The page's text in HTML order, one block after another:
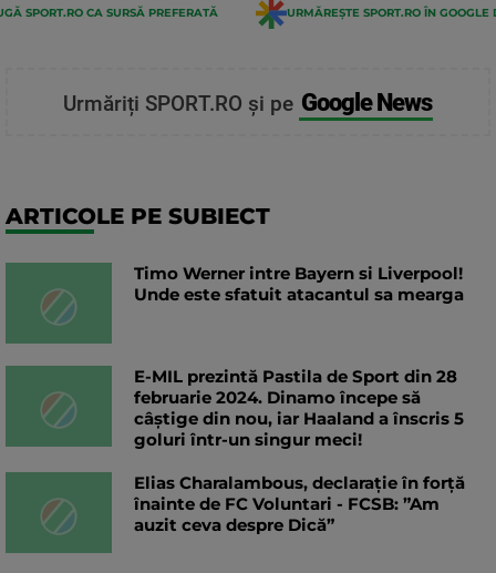
SPORT.RO CA SURSĂ PREFERATĂ URMĂREȘTE SPORT.RO ÎN GOOGLE
Urmăriți SPORT.RO și pe Google News
ARTICOLE PE SUBIECT
Timo Werner intre Bayern si Liverpool!
Unde este sfatuit atacantul sa mearga
E-MIL prezintă Pastila de Sport din 28
februarie 2024. Dinamo începe să
câștige din nou, iar Haaland a înscris 5
goluri într-un singur meci!
Elias Charalambous, declarație în forță
înainte de FC Voluntari - FCSB: ”Am
auzit ceva despre Dică”